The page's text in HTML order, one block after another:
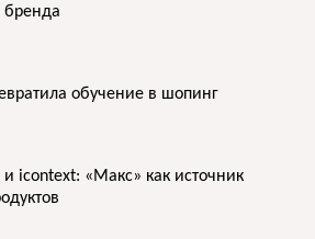
бренда
обучение в шопинг
icontext: «Макс» как источник